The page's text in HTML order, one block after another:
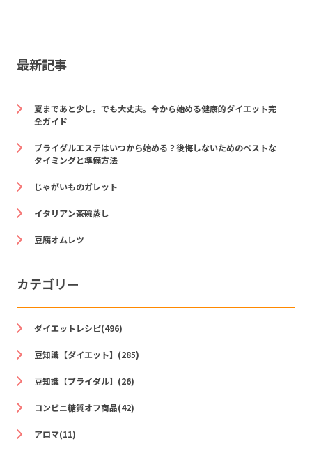
最新記事
夏まであと少し。でも大丈夫。今から始める健康的ダイエット完
全ガイド
ブライダルエステはいつから始める？後悔しないためのベストな
タイミングと準備方法
じゃがいものガレット
イタリアン茶碗蒸し
豆腐オムレツ
カテゴリー
ダイエットレシピ(496)
豆知識【ダイエット】(285)
豆知識【ブライダル】(26)
コンビニ糖質オフ商品(42)
アロマ(11)